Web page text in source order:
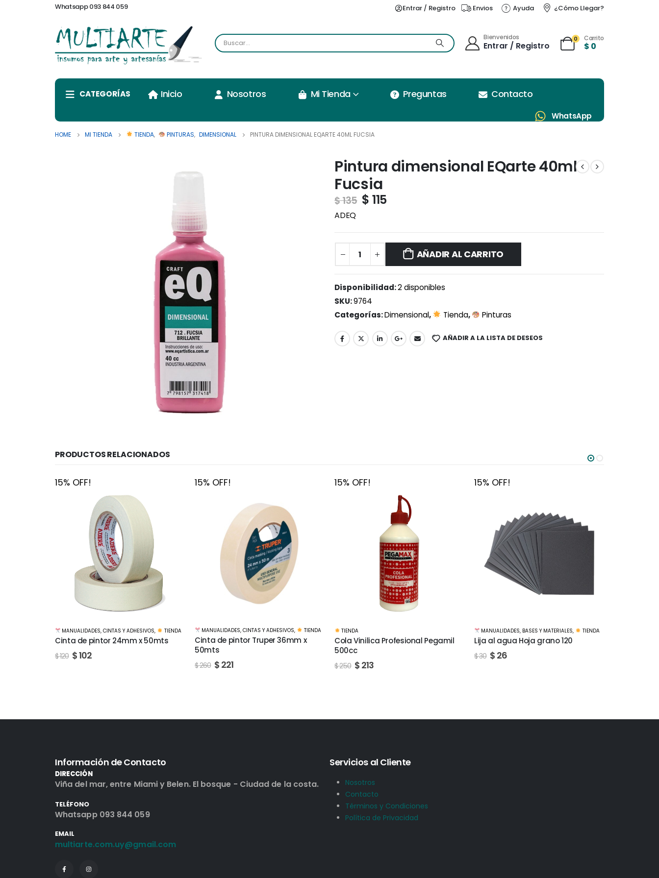
Whatsapp 093 844 059 Entrar / Registro Envios Ayuda ¿Cómo Llegar?
Bienvenidos
Entrar / Registro
0 Carrito
$ 0
CATEGORÍAS Inicio Nosotros Mi Tienda Preguntas Contacto
WhatsApp
HOME MI TIENDA TIENDA, PINTURAS, DIMENSIONAL PINTURA DIMENSIONAL EQARTE 40ML FUCSIA
Pintura dimensional EQarte 40ml
Fucsia
$135 $ 115
ADEQ
AÑADIR AL CARRITO
Disponibilidad:2 disponibles
SKU:9764
Categorías:Dimensional, Tienda, Pinturas
AÑADIR A LA LISTA DE DESEOS
PRODUCTOS RELACIONADOS
15% OFF!
MANUALIDADES,CINTAS Y ADHESIVOS, TIENDA
Cinta de pintor Truper 36mm x
50mts
15% OFF!
TIENDA
Cola Vinilica Profesional Pegamil
500cc
$250 $ 213
15% OFF!
MANUALIDADES
Lija al agua Hoja grano 120
$30 $26
15% OFF!
MANUALIDADES, BASES Y MATERIALES, TIENDA
Lija al agua Hoja grano 1200
$60 $ 51
Información de Contacto
DIRECCIÓN
Viña del mar, entre Miami y Belen. El bosque - Ciudad de la costa.
TELÉFONO
Whatsapp 093 844 059
EMAIL
multiarte.com.uy@gmail.com
Servicios al Cliente
Nosotros
Contacto
Términos y Condiciones
Política de Privacidad